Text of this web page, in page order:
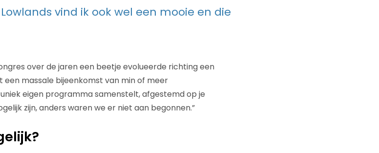
vind ik ook wel een mooie en die
over de jaren een beetje evolueerde richting een
massale bijeenkomst van min of meer
eigen programma samenstelt, afgestemd op je
zijn, anders waren we er niet aan begonnen.”